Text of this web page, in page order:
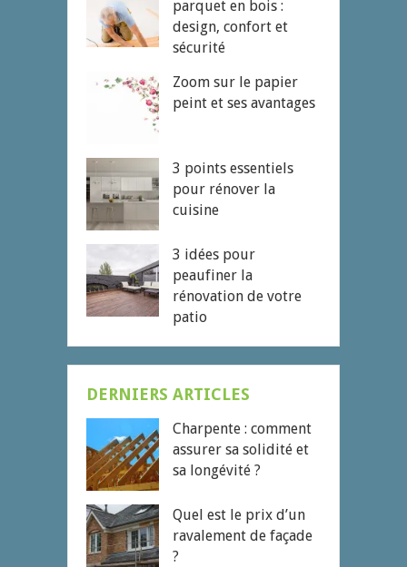
parquet en bois :
design, confort et
sécurité
Zoom sur le papier
peint et ses avantages
3 points essentiels
pour rénover la
cuisine
3 idées pour
peaufiner la
rénovation de votre
patio
DERNIERS ARTICLES
Charpente : comment
assurer sa solidité et
sa longévité ?
Quel est le prix d’un
ravalement de façade
?